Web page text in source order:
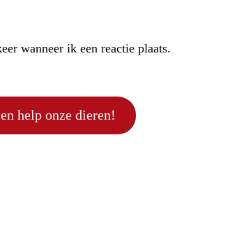
wanneer ik een reactie plaats.
help onze dieren!